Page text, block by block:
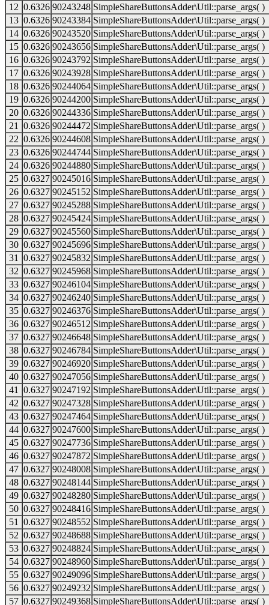
12 0.6326 90243248 SimpleShareButtonsAdder\Util::parse_args( )
13 0.6326 90243384 SimpleShareButtonsAdder\Util::parse_args( )
14 0.6326 90243520 SimpleShareButtonsAdder\Util::parse_args( )
15 0.6326 90243656 SimpleShareButtonsAdder\Util::parse_args( )
16 0.6326 90243792 SimpleShareButtonsAdder\Util::parse_args( )
17 0.6326 90243928 SimpleShareButtonsAdder\Util::parse_args( )
18 0.6326 90244064 SimpleShareButtonsAdder\Util::parse_args( )
19 0.6326 90244200 SimpleShareButtonsAdder\Util::parse_args( )
20 0.6326 90244336 SimpleShareButtonsAdder\Util::parse_args( )
21
0.6326 90244472 SimpleShareButtonsAdder\Util::parse_args( )
22 0.6326 90244608 SimpleShareButtonsAdder\Util::parse_args( )
23 0.6326 90244744 SimpleShareButtonsAdder\Util::parse_args( )
24 0.6326 90244880 SimpleShareButtonsAdder\Util::parse_args( )
25 0.6327 90245016 SimpleShareButtonsAdder\Util::parse_args( )
26 0.6327 90245152 SimpleShareButtonsAdder\Util::parse_args( )
27 0.6327 90245288 SimpleShareButtonsAdder\Util::parse_args( )
28 0.6327 90245424 SimpleShareButtonsAdder\Util::parse_args( )
29 0.6327 90245560 SimpleShareButtonsAdder\Util::parse_args( )
30 0.6327 90245696 SimpleShareButtonsAdder\Util::parse_args( )
31
0.6327 90245832 SimpleShareButtonsAdder\Util::parse_args( )
32 0.6327 90245968 SimpleShareButtonsAdder\Util::parse_args( )
33 0.6327 90246104 SimpleShareButtonsAdder\Util::parse_args( )
34 0.6327 90246240 SimpleShareButtonsAdder\Util::parse_args( )
35 0.6327 90246376 SimpleShareButtonsAdder\Util::parse_args( )
36 0.6327 90246512 SimpleShareButtonsAdder\Util::parse_args( )
37 0.6327 90246648 SimpleShareButtonsAdder\Util::parse_args( )
38 0.6327 90246784 SimpleShareButtonsAdder\Util::parse_args( )
39 0.6327 90246920 SimpleShareButtonsAdder\Util::parse_args( )
40 0.6327 90247056 SimpleShareButtonsAdder\Util::parse_args( )
41
0.6327 90247192 SimpleShareButtonsAdder\Util::parse_args( )
42 0.6327 90247328 SimpleShareButtonsAdder\Util::parse_args( )
43 0.6327 90247464 SimpleShareButtonsAdder\Util::parse_args( )
44 0.6327 90247600 SimpleShareButtonsAdder\Util::parse_args( )
45 0.6327 90247736 SimpleShareButtonsAdder\Util::parse_args( )
46 0.6327 90247872 SimpleShareButtonsAdder\Util::parse_args( )
47 0.6327 90248008 SimpleShareButtonsAdder\Util::parse_args( )
48 0.6327 90248144 SimpleShareButtonsAdder\Util::parse_args( )
49 0.6327 90248280 SimpleShareButtonsAdder\Util::parse_args( )
50 0.6327 90248416 SimpleShareButtonsAdder\Util::parse_args( )
51
0.6327 90248552 SimpleShareButtonsAdder\Util::parse_args( )
52 0.6327 90248688 SimpleShareButtonsAdder\Util::parse_args( )
53 0.6327 90248824 SimpleShareButtonsAdder\Util::parse_args( )
54 0.6327 90248960 SimpleShareButtonsAdder\Util::parse_args( )
55 0.6327 90249096 SimpleShareButtonsAdder\Util::parse_args( )
56 0.6327 90249232 SimpleShareButtonsAdder\Util::parse_args( )
57 0.6327 90249368 SimpleShareButtonsAdder\Util::parse_args( )